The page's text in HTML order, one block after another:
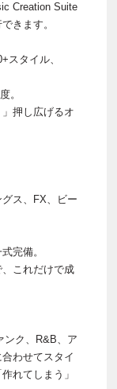
Creation Suite
きます。
スタイル、
。
押し広げるオ
ス、FX、ビー
完備。
これだけで成
ンク、R&B、ア
わせてスタイ
れてしまう」